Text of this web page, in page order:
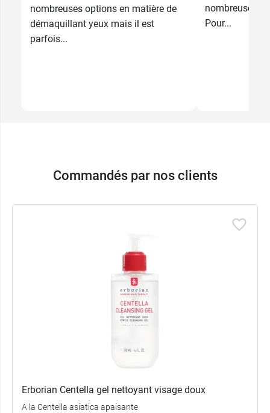
nombreuses options en matière de
démaquillant yeux mais il est
parfois...
nombreuses
Pour...
Commandés par nos clients
Erborian Centella gel nettoyant visage doux
A la Centella asiatica apaisante